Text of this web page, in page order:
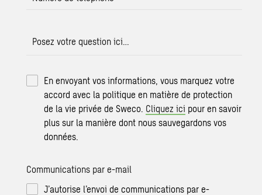
Posez votre question ici…
En envoyant vos informations, vous marquez votre
accord avec la politique en matière de protection
de la vie privée de Sweco. Cliquez ici pour en savoir
plus sur la manière dont nous sauvegardons vos
données.
Communications par e-mail
J’autorise l’envoi de communications par e-